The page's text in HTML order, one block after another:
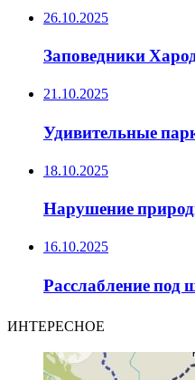
26.10.2025
Заповедники
21.10.2025
Удивительные
18.10.2025
Нарушение
16.10.2025
Расслабление под
ИНТЕРЕСНОЕ